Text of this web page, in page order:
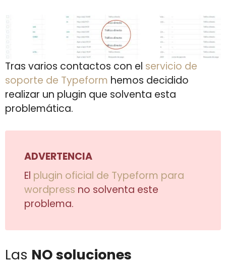
Tras varios contactos con el servicio de
soporte de Typeform hemos decidido
realizar un plugin que solventa esta
problemática.
ADVERTENCIA
El plugin oficial de Typeform para
wordpress no solventa este
problema.
Las NO soluciones